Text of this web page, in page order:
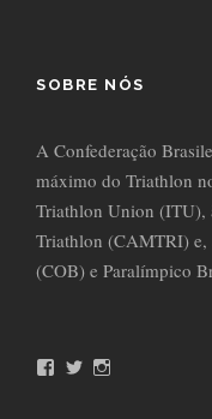
SOBRE NÓS
A Confederação
máximo do Triathlon
Triathlon Union (ITU),
Triathlon (CAMTRI)
(COB) e Paralímpico
T